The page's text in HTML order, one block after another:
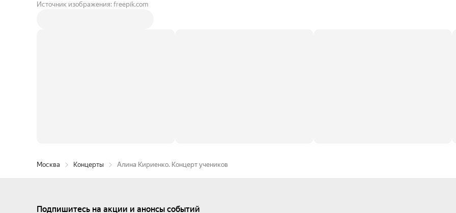
Источник изображения: freepik.com
Москва Концерты Алина Кириенко. Концерт учеников
Подпишитесь на акции и анонсы событий